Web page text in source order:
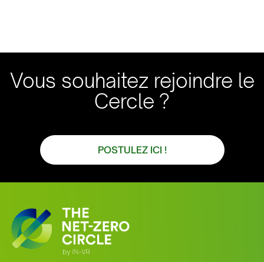
Vous souhaitez rejoindre le
Cercle ?
POSTULEZ ICI !